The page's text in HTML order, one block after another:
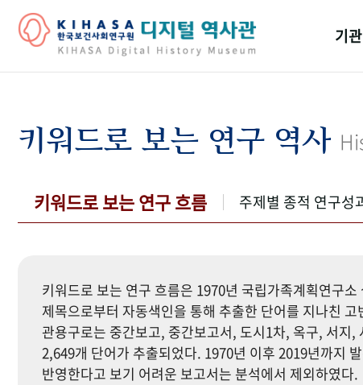
기
연구원
키워드로 보는 연구 역사
키워드로 보는 연구 흐름 주제별 종적 연구성
키워드로 보는 연구 흐름은 1970년 국립가족계획연구
제목으로부터 자동색인을 통해 추출한 단어를 지나친
관용구로는 중간보고, 중간보고서, 도시1차, 옥구, 서지
2,649개 단어가 추출되었다. 1970년 이후 2019년까지
반영한다고 보기 어려운 보고서는 분석에서 제외하였다.